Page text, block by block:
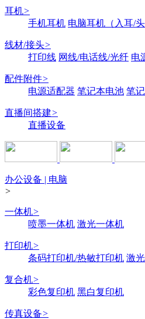
耳机>
手机耳机 电脑耳机（入耳/头
线材/接头>
打印线 网线/电话线/光纤 电
配件附件>
电源适配器 笔记本电池 笔
直播间搭建>
直播设备
办公设备 | 电脑
>
一体机>
喷墨一体机 激光一体机
打印机>
条码打印机/热敏打印机 激
复合机>
彩色复印机 黑白复印机
传真设备>